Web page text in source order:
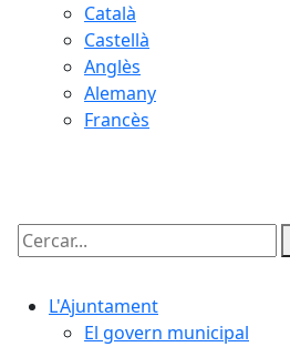
Català
Castellà
Anglès
Alemany
Francès
Cercar:
L'Ajuntament
El govern municipal